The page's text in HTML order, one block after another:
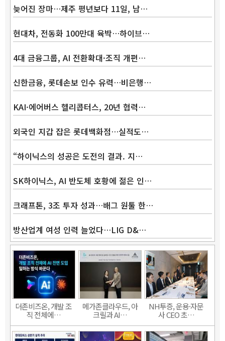
늦어진 장마…제주 평년보다 11일, 남…
현대차, 전동화 100만대 육박…하이브…
4대 금융그룹, AI 전환확대·조직 개편…
신한금융, 롯데손보 인수 유력…비은행…
KAI·에어버스 헬리콥터스, 20년 협력…
외국인 지갑 잡은 롯데백화점…실적도…
“하이닉스의 성공은 도전의 결과. 지…
SK하이닉스, AI 반도체 호황에 젊은 인…
크래프톤, 3조 투자 성과…배그 원툴 한…
방산업계 여성 인력 늘었다…LIG D&…
더존비즈온, 개발 조
직 전체에…
메가존클라우드, 아
크릴과 AI…
NH투증, 운용·자문
사 CEO 초…